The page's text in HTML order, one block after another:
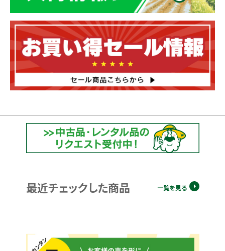
最近チェックした商品 一覧を見る